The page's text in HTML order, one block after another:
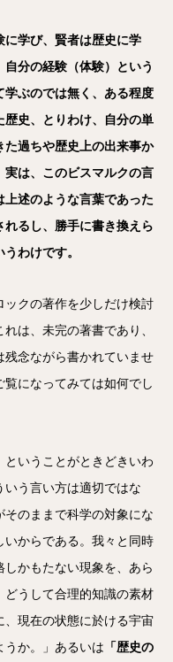
に学び、賢者は歴史に学
分の経験（体験）という
ぶのでは無く、ある程度
史、とりわけ、自分の単
過ちや歴史上の出来事か
実は、このビスマルクの言
述のような言葉であった
れるし、勝手に書き換えら
わけです。
ックの著作を少しだけ検討
は、未完の著書であり、
残念ながら書かれていませ
になってみては如何でし
ということがときどきいわ
う言い方は適切ではな
のままで科学の対象にな
いからである。我々と同時
かもたない現象を、あら
うして合理的知識の素材
、現在の状態に於ける宇宙
うか。」あるいは 「歴史の